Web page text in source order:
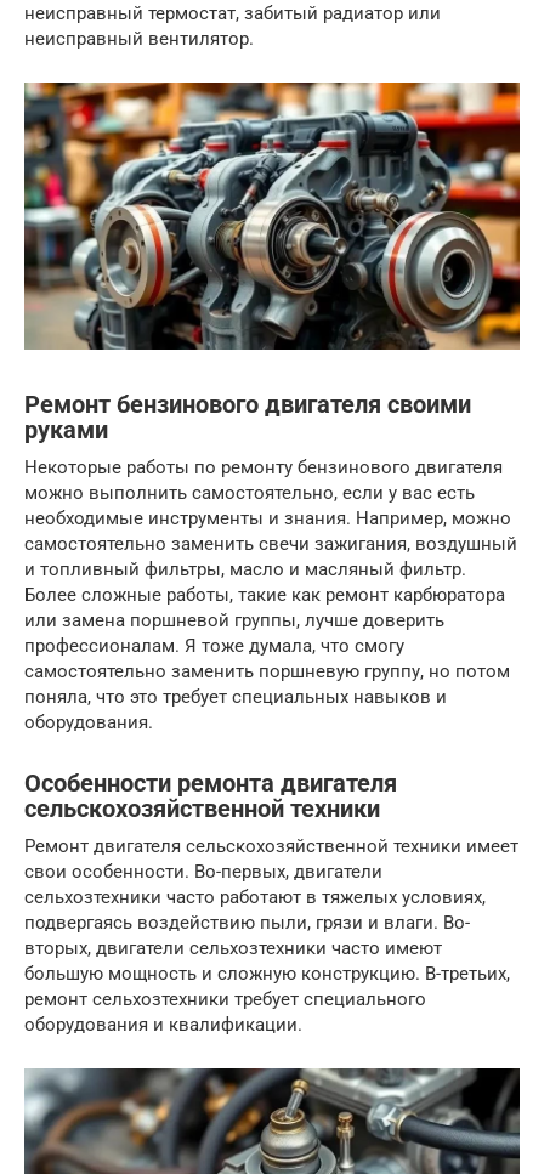
неисправный термостат, забитый радиатор или
неисправный вентилятор.
Ремонт бензинового двигателя своими
руками
Некоторые работы по ремонту бензинового двигателя
можно выполнить самостоятельно, если у вас есть
необходимые инструменты и знания. Например, можно
самостоятельно заменить свечи зажигания, воздушный
и топливный фильтры, масло и масляный фильтр.
Более сложные работы, такие как ремонт карбюратора
или замена поршневой группы, лучше доверить
профессионалам. Я тоже думала, что смогу
самостоятельно заменить поршневую группу, но потом
поняла, что это требует специальных навыков и
оборудования.
Особенности ремонта двигателя
сельскохозяйственной техники
Ремонт двигателя сельскохозяйственной техники имеет
свои особенности. Во-первых, двигатели
сельхозтехники часто работают в тяжелых условиях,
подвергаясь воздействию пыли, грязи и влаги. Во-
вторых, двигатели сельхозтехники часто имеют
большую мощность и сложную конструкцию. В-третьих,
ремонт сельхозтехники требует специального
оборудования и квалификации.